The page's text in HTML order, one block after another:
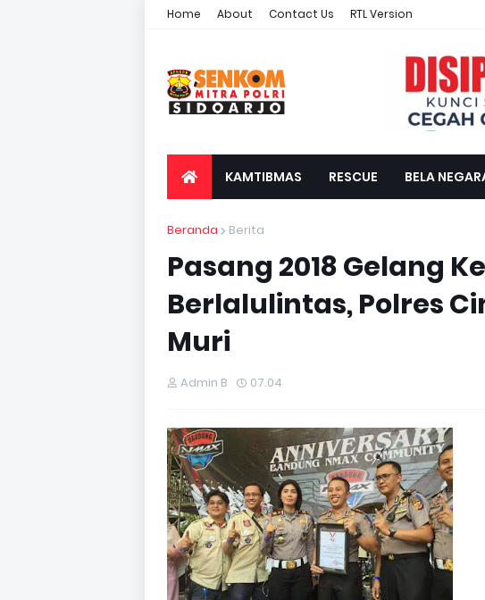
Home About Contact Us RTL Version
KAMTIBMAS RESCUE BELA
Beranda Berita
Pasang 2018 Gelang
Berlalulintas, Polres
Muri
Admin B 07.04